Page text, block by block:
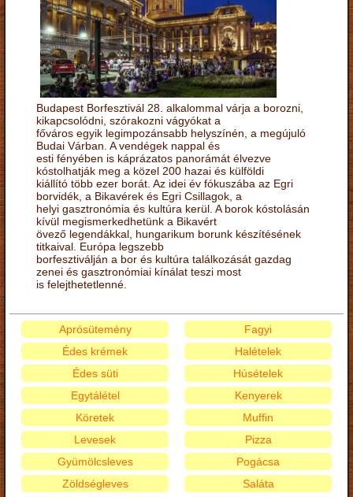
Budapest Borfesztivál 28. alkalommal várja a borozni,
kikapcsolódni, szórakozni vágyókat a
főváros egyik legimpozánsabb helyszínén, a megújuló
Budai Várban. A vendégek nappal és
esti fényében is káprázatos panorámát élvezve
kóstolhatják meg a közel 200 hazai és külföldi
kiállító több ezer borát. Az idei év fókuszába az Egri
borvidék, a Bikavérek és Egri Csillagok, a
helyi gasztronómia és kultúra kerül. A borok kóstolásán
kívül megismerkedhetünk a Bikavért
övező legendákkal, hungarikum borunk készítésének
titkaival. Európa legszebb
borfesztiválján a bor és kultúra találkozását gazdag
zenei és gasztronómiai kínálat teszi most
is felejthetetlenné.
Aprósütemény
Édes krémek
Édes süti
Egytálétel
Fagyi
Halételek
Húsételek
Kenyerek
Köretek
Levesek
Gyümölcsleves
Zöldségleves
Muffin
Pizza
Pogácsa
Saláta